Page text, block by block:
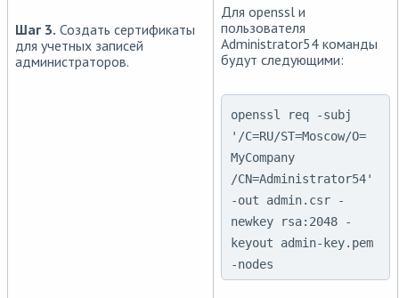
Шаг 3. Создать сертификаты
для учетных записей
администраторов.
Для openssl и
пользователя
Administrator54 команды
будут следующими:
openssl req -subj
'/C=RU/ST=Moscow/O=
MyCompany
/CN=Administrator54'
-out admin.csr -
newkey rsa:2048 -
keyout admin-key.pem
-nodes